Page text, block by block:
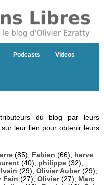
Podcasts Videos
du blog par leurs
leur lien pour obtenir leurs
(85), Fabien (66), herve
(40), philippe (32),
(29), Olivier Auber(29),
Fain (27), Olivier(27), Marc